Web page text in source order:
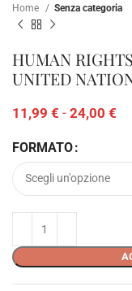
Home Senza categoria
HUMAN
UNITED
11,99 € - 24,00 €
FORMATO